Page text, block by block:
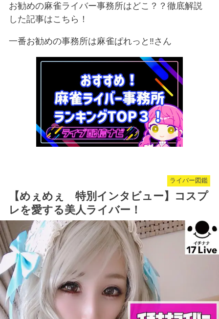
お勧めの麻雀ライバー事務所はどこ？？徹底解説
した記事はこちら！
一番お勧めの事務所は麻雀ぱれっと‼︎さん
ライバー図鑑
【めぇめぇ 特別インタビュー】コスプ
レを愛する美人ライバー！